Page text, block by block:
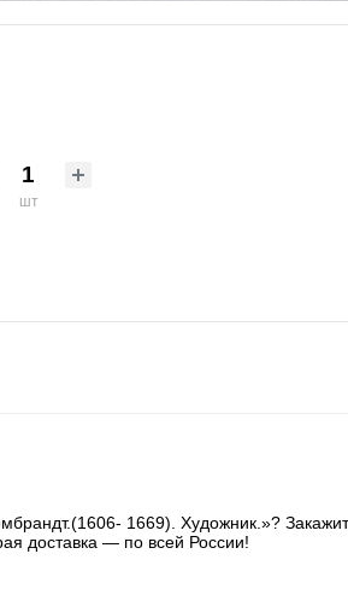
шт
1669). Художник.»?
доставка — по всей России!